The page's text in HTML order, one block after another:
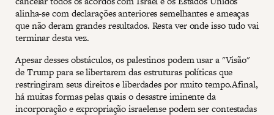
alinha-se com declarações anteriores semelhantes e ameaças
que não deram grandes resultados. Resta ver onde isso tudo vai
terminar desta vez.
Apesar desses obstáculos, os palestinos podem usar a "Visão"
de Trump para se libertarem das estruturas políticas que
restringiram seus direitos e liberdades por muito tempo.Afinal,
há muitas formas pelas quais o desastre iminente da
incorporação e expropriação israelense podem ser contestadas